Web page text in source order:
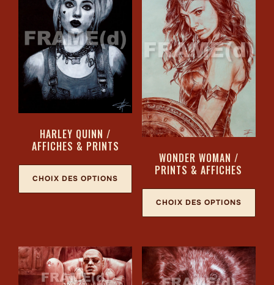
HARLEY QUINN /
AFFICHES & PRINTS
CHOIX DES OPTIONS
WONDER WOMAN /
PRINTS & AFFICHES
CHOIX DES OPTIONS